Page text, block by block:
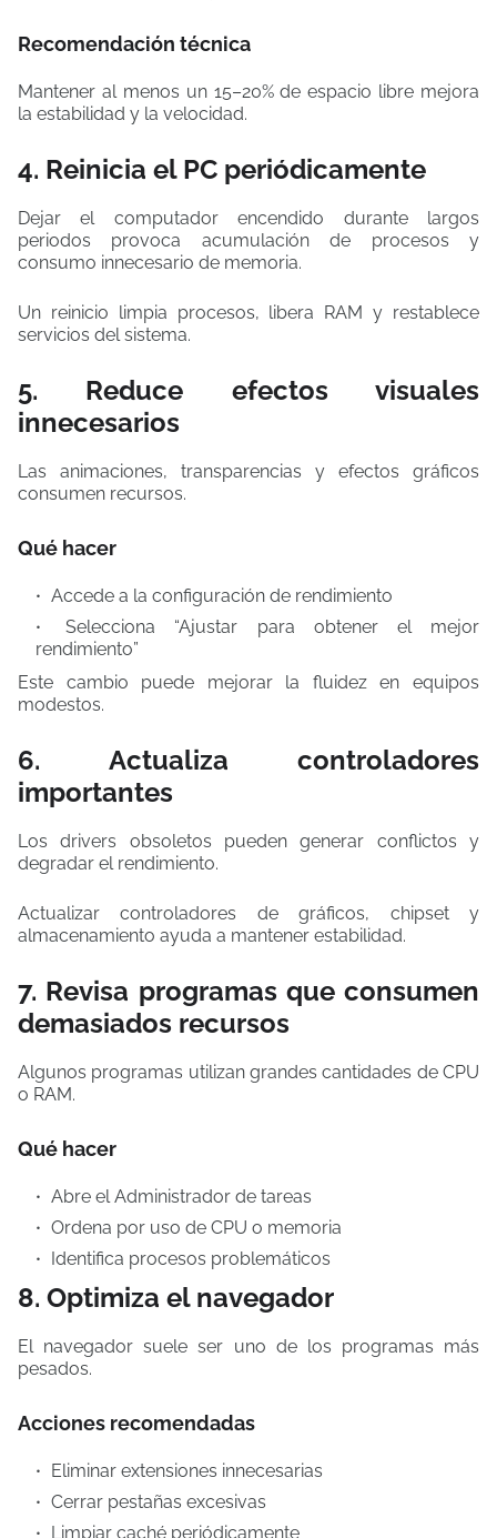
Recomendación técnica
Mantener al menos un 15–20% de espacio libre mejora
la estabilidad y la velocidad.
4. Reinicia el PC periódicamente
Dejar el computador encendido durante largos
periodos provoca acumulación de procesos y
consumo innecesario de memoria.
Un reinicio limpia procesos, libera RAM y restablece
servicios del sistema.
5. Reduce efectos visuales
innecesarios
Las animaciones, transparencias y efectos gráficos
consumen recursos.
Qué hacer
Accede a la configuración de rendimiento
Selecciona “Ajustar para obtener el mejor
rendimiento”
Este cambio puede mejorar la fluidez en equipos
modestos.
6. Actualiza controladores
importantes
Los drivers obsoletos pueden generar conflictos y
degradar el rendimiento.
Actualizar controladores de gráficos, chipset y
almacenamiento ayuda a mantener estabilidad.
7. Revisa programas que consumen
demasiados recursos
Algunos programas utilizan grandes cantidades de CPU
o RAM.
Qué hacer
Abre el Administrador de tareas
Ordena por uso de CPU o memoria
Identifica procesos problemáticos
8. Optimiza el navegador
El navegador suele ser uno de los programas más
pesados.
Acciones recomendadas
Eliminar extensiones innecesarias
Cerrar pestañas excesivas
Limpiar caché periódicamente